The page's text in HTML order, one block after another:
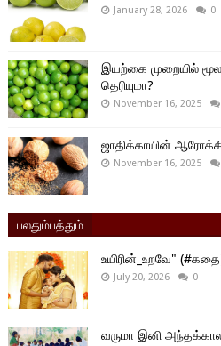
January 28, 2026 0
இயற்கை முறையில்
தெரியுமா?
November 16, 2025
ஜாதிக்காயின்
November 16, 2025
பலதும்பத்தும்
உயிரின்_உறவே"
July 20, 2026 0
வருமா இனி